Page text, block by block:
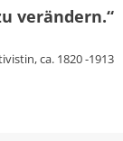
verändern.“
ca. 1820 -1913